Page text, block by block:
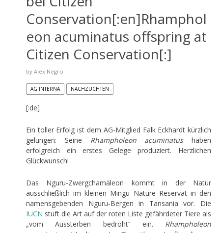
Conservation[:en]Rhamphol
eon acuminatus offspring at
Citizen Conservation[:]
by Alex Negro
AG INTERNA NACHZUCHTEN
[:de]
Ein toller Erfolg ist dem AG-Mitglied Falk Eckhardt kürzlich
gelungen: Seine Rhampholeon acuminatushaben
erfolgreich ein erstes Gelege produziert. Herzlichen
Glückwunsch!
Das Nguru-Zwergchamäleon kommt in der Natur
ausschließlich im kleinen Mingu Nature Reservat in den
namensgebenden Nguru-Bergen in Tansania vor. Die
IUCN stuft die Art auf der roten Liste gefährdeter Tiere als
„vom Aussterben bedroht“ ein. Rhampholeon